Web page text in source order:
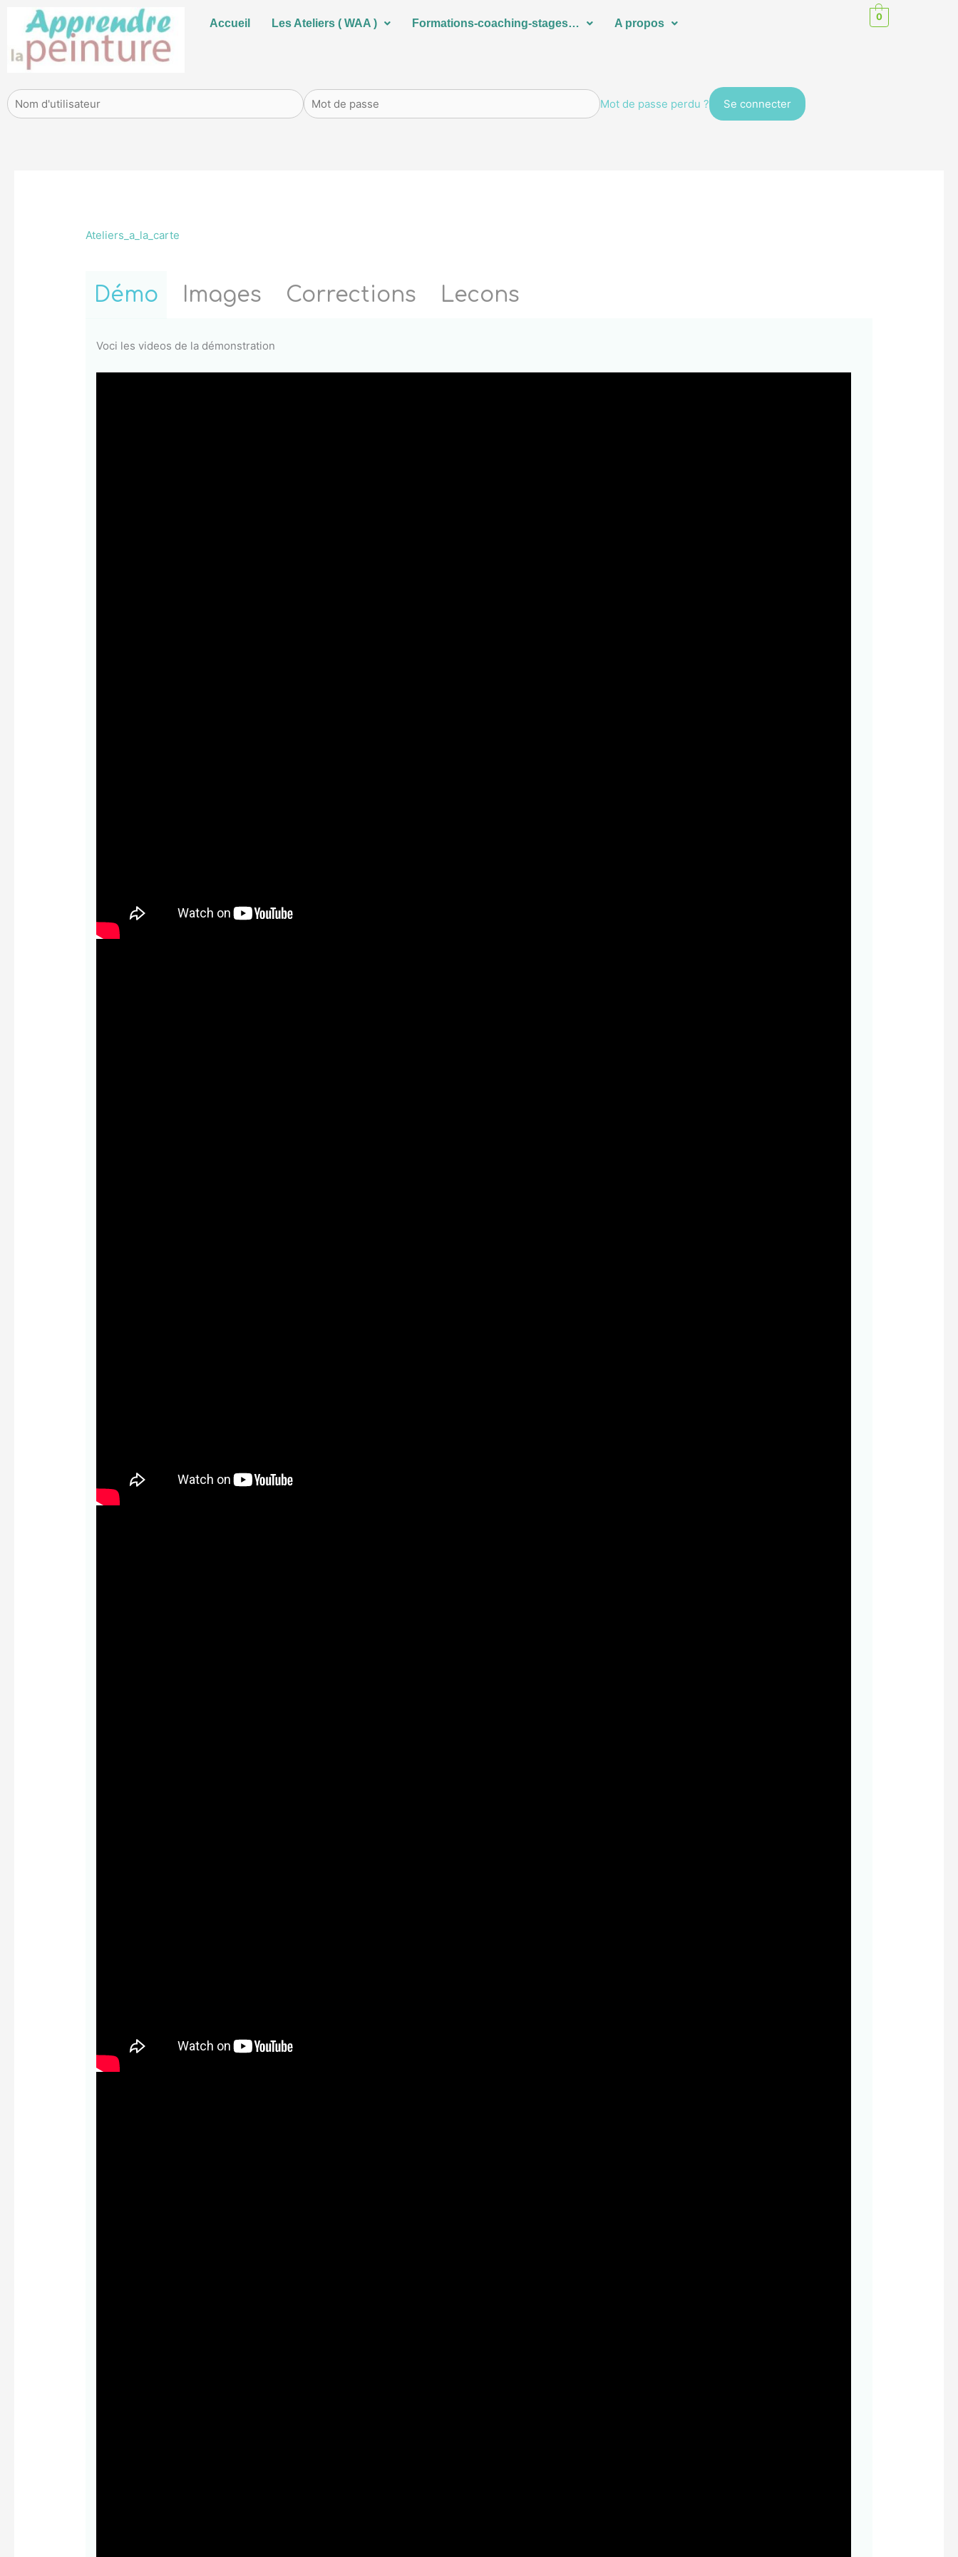
contenu
Accueil Les Ateliers ( WAA ) Formations-coaching-stages… A propos
0
Mot de passe perdu ?
Ateliers_a_la_carte
Démo Images Corrections Lecons
Voci les videos de la démonstration